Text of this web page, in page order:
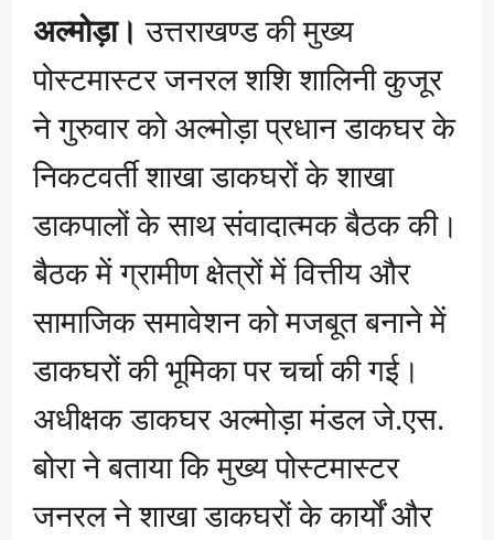
अल्मोड़ा। उत्तराखण्ड की मुख्य
पोस्टमास्टर जनरल शशि शालिनी कुजूर
ने गुरुवार को अल्मोड़ा प्रधान डाकघर के
निकटवर्ती शाखा डाकघरों के शाखा
डाकपालों के साथ संवादात्मक बैठक की।
बैठक में ग्रामीण क्षेत्रों में वित्तीय और
सामाजिक समावेशन को मजबूत बनाने में
डाकघरों की भूमिका पर चर्चा की गई।
अधीक्षक डाकघर अल्मोड़ा मंडल जे.एस.
बोरा ने बताया कि मुख्य पोस्टमास्टर
जनरल ने शाखा डाकघरों के कार्यों और